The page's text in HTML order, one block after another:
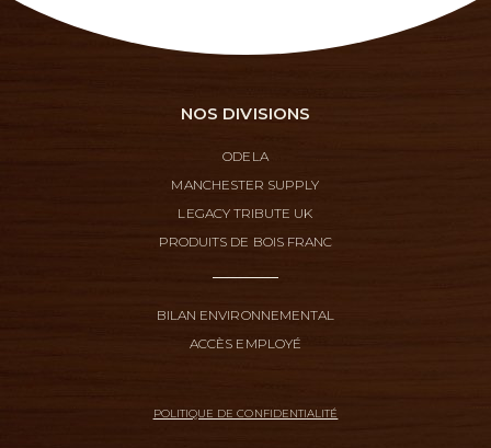
NOS DIVISIONS
ODELA
MANCHESTER SUPPLY
LEGACY TRIBUTE UK
PRODUITS DE BOIS FRANC
BILAN ENVIRONNEMENTAL
ACCÈS EMPLOYÉ
POLITIQUE DE CONFIDENTIALITÉ